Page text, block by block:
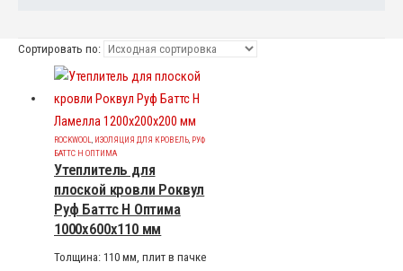
Сортировать по:
ROCKWOOL ИЗОЛЯЦИЯ ДЛЯ КРОВЕЛЬ РУФ
БАТТС Н ОПТИМА
Утеплитель для
плоской кровли Роквул
Руф Баттс Н Оптима
1000x600x110 мм
Толщина: 110 мм, плит в пачке